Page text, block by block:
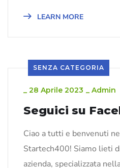
LEARN MORE
SENZA CATEGORIA
_ 28 Aprile 2023 _ Admin
Seguici su
Ciao a tutti e benvenuti
Startech400! Siamo lieti
azienda, specializzata